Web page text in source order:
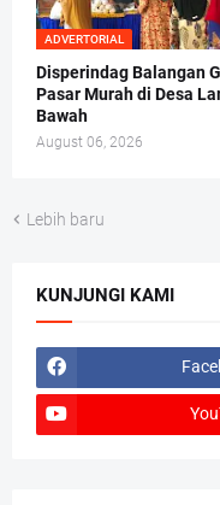
ADVERTORIAL
Disperindag Balangan
Pasar Murah di Desa
Bawah
August 06, 2026
Lebih baru
KUNJUNGI KAMI